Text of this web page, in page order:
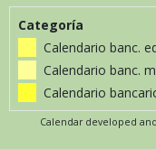
Categoría
Calendario banc.
Calendario banc.
Calendario
Calendar developed